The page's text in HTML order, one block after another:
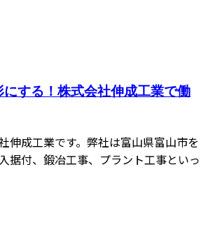
する！株式会社伸成工業で働
伸成工業です。弊社は富山県富山市を
据付、鍛冶工事、プラント工事といっ